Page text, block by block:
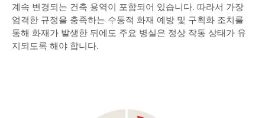
계속 변경되는 건축 용역이 포함되어 있습니다. 따라서 가장
엄격한 규정을 충족하는 수동적 화재 예방 및 구획화 조치를
통해 화재가 발생한 뒤에도 주요 병실은 정상 작동 상태가 유
지되도록 해야 합니다.